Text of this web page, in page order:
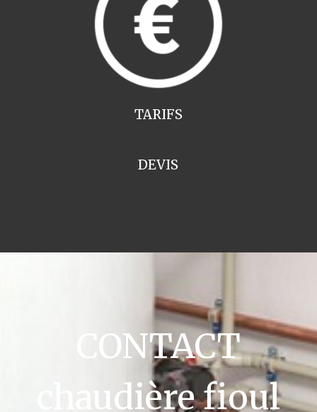
TARIFS
DEVIS
CONTACT
chaudière fioul